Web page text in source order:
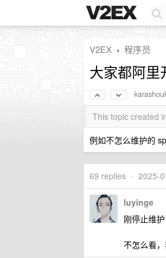
V2EX › 程序员
大家都阿里
This topic created
例如不怎么维护的
69 replies • 2025-
luyinge
刚停止维
不怎么看